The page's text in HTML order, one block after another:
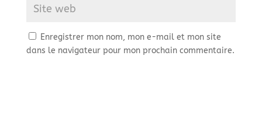
Enregistrer mon nom, mon e-mail et mon site
dans le navigateur pour mon prochain commentaire.